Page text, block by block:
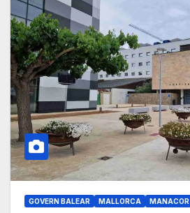
GOVERN BALEAR MALLORCA MANACOR